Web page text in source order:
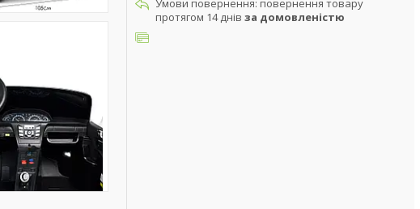
повернення товару
протягом 14 днів за домовленістю